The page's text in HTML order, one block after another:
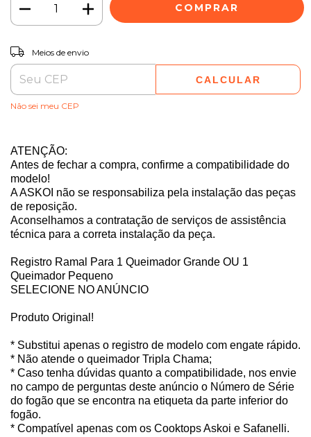
Entregas para o CEP:
Meios de envio
CALCULAR
Não sei meu CEP
ATENÇÃO:
Antes de fechar a compra, confirme a compatibilidade do
modelo!
A ASKOI não se responsabiliza pela instalação das peças
de reposição.
Aconselhamos a contratação de serviços de assistência
técnica para a correta instalação da peça.
Registro Ramal Para 1 Queimador Grande OU 1
Queimador Pequeno
SELECIONE NO ANÚNCIO
Produto Original!
* Substitui apenas o registro de modelo com engate rápido.
* Não atende o queimador Tripla Chama;
* Caso tenha dúvidas quanto a compatibilidade, nos envie
no campo de perguntas deste anúncio o Número de Série
do fogão que se encontra na etiqueta da parte inferior do
fogão.
* Compatível apenas com os Cooktops Askoi e Safanelli.